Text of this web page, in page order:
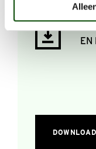
0-
EN
DOWNLOAD